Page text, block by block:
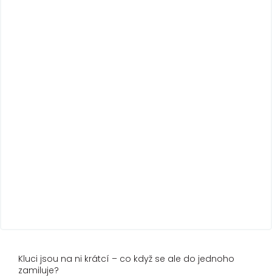
Kluci jsou na ni krátcí – co když se ale do jednoho
zamiluje?